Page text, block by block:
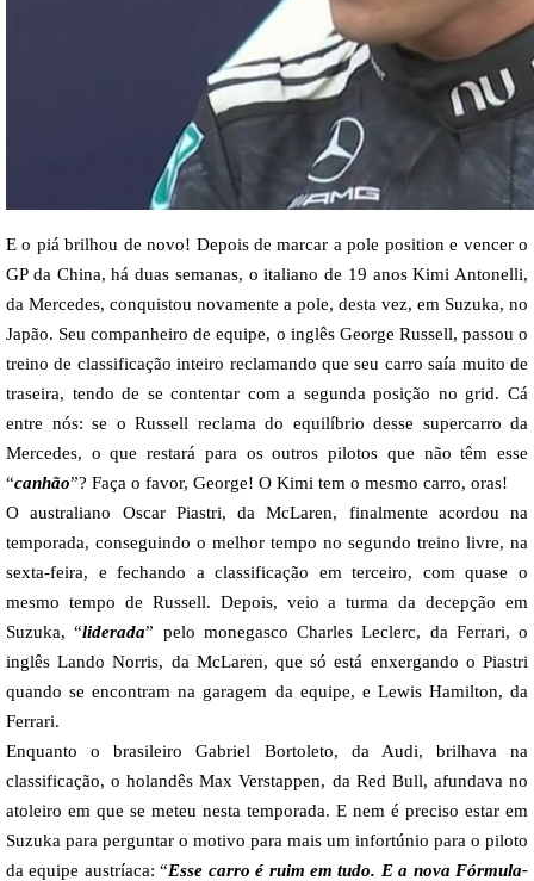
E o piá brilhou de novo! Depois de marcar a pole position e vencer o
GP da China, há duas semanas, o italiano de 19 anos Kimi Antonelli,
da Mercedes, conquistou novamente a pole, desta vez, em Suzuka, no
Japão. Seu companheiro de equipe, o inglês George Russell, passou o
treino de classificação inteiro reclamando que seu carro saía muito de
traseira, tendo de se contentar com a segunda posição no grid. Cá
entre nós: se o Russell reclama do equilíbrio desse supercarro da
Mercedes, o que restará para os outros pilotos que não têm esse
“canhão”? Faça o favor, George! O Kimi tem o mesmo carro, oras!
O australiano Oscar Piastri, da McLaren, finalmente acordou na
temporada, conseguindo o melhor tempo no segundo treino livre, na
sexta-feira, e fechando a classificação em terceiro, com quase o
mesmo tempo de Russell. Depois, veio a turma da decepção em
Suzuka, “liderada” pelo monegasco Charles Leclerc, da Ferrari, o
inglês Lando Norris, da McLaren, que só está enxergando o Piastri
quando se encontram na garagem da equipe, e Lewis Hamilton, da
Ferrari.
Enquanto o brasileiro Gabriel Bortoleto, da Audi, brilhava na
classificação, o holandês Max Verstappen, da Red Bull, afundava no
atoleiro em que se meteu nesta temporada. E nem é preciso estar em
Suzuka para perguntar o motivo para mais um infortúnio para o piloto
da equipe austríaca: “Esse carro é ruim em tudo. E a nova Fórmula-